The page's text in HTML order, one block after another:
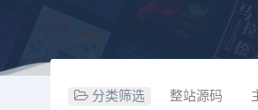
分类筛选 整站源码